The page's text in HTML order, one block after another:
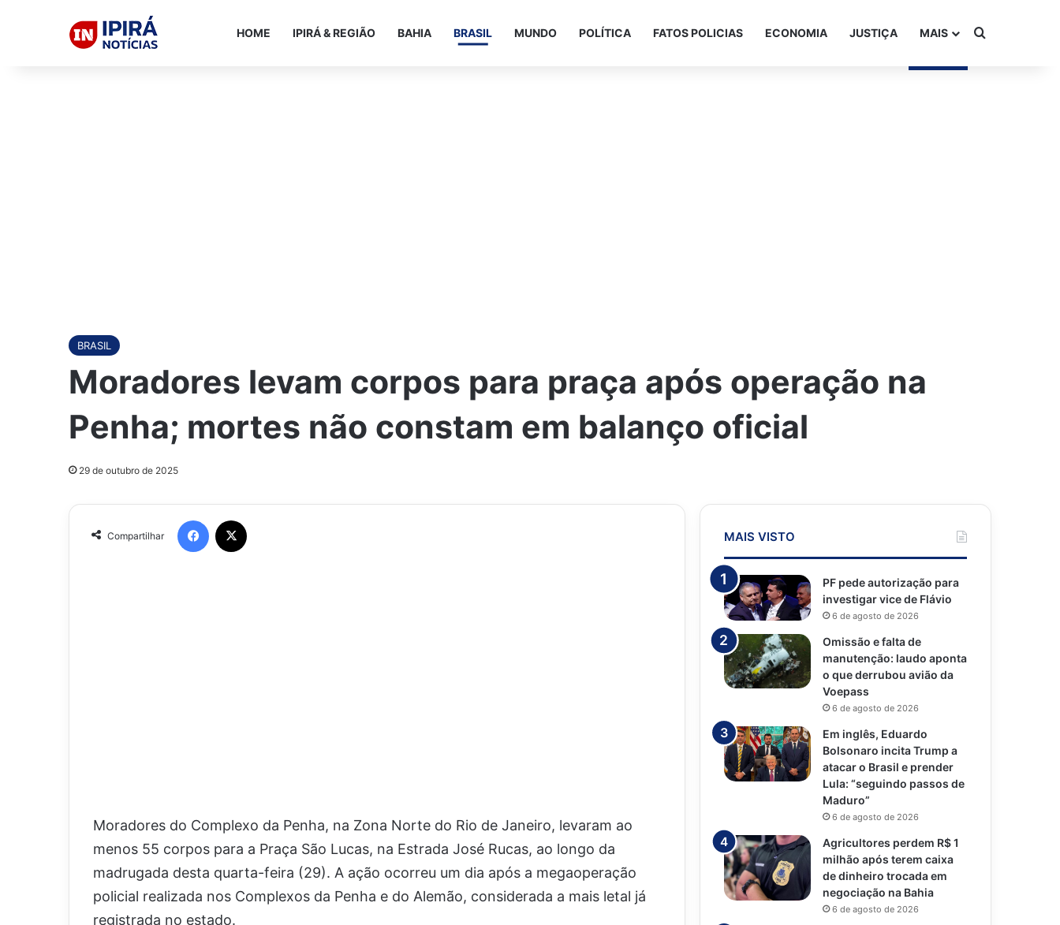
HOME IPIRÁ & REGIÃO BAHIA BRASIL MUNDO POLÍTICA FATOS POLICIAS ECONOMIA JUSTIÇA MAIS Procurar por
BRASIL
Moradores levam corpos para praça após operação na
Penha; mortes não constam em balanço oficial
29 de outubro de 2025
Compartilhar
Facebook
Moradores do Complexo da Penha, na Zona Norte do Rio de Janeiro, levaram ao
menos 55 corpos para a Praça São Lucas, na Estrada José Rucas, ao longo da
madrugada desta quarta-feira (29). A ação ocorreu um dia após a megaoperação
policial realizada nos Complexos da Penha e do Alemão, considerada a mais letal já
registrada no estado.
MAIS VISTO
PF pede autorização para
investigar vice de Flávio
6 de agosto de 2026
Omissão e falta de
manutenção: laudo aponta
o que derrubou avião da
Voepass
6 de agosto de 2026
Em inglês, Eduardo
Bolsonaro incita Trump a
atacar o Brasil e prender
Lula: “seguindo passos de
Maduro”
6 de agosto de 2026
Agricultores perdem R$ 1
milhão após terem caixa
de dinheiro trocada em
negociação na Bahia
6 de agosto de 2026